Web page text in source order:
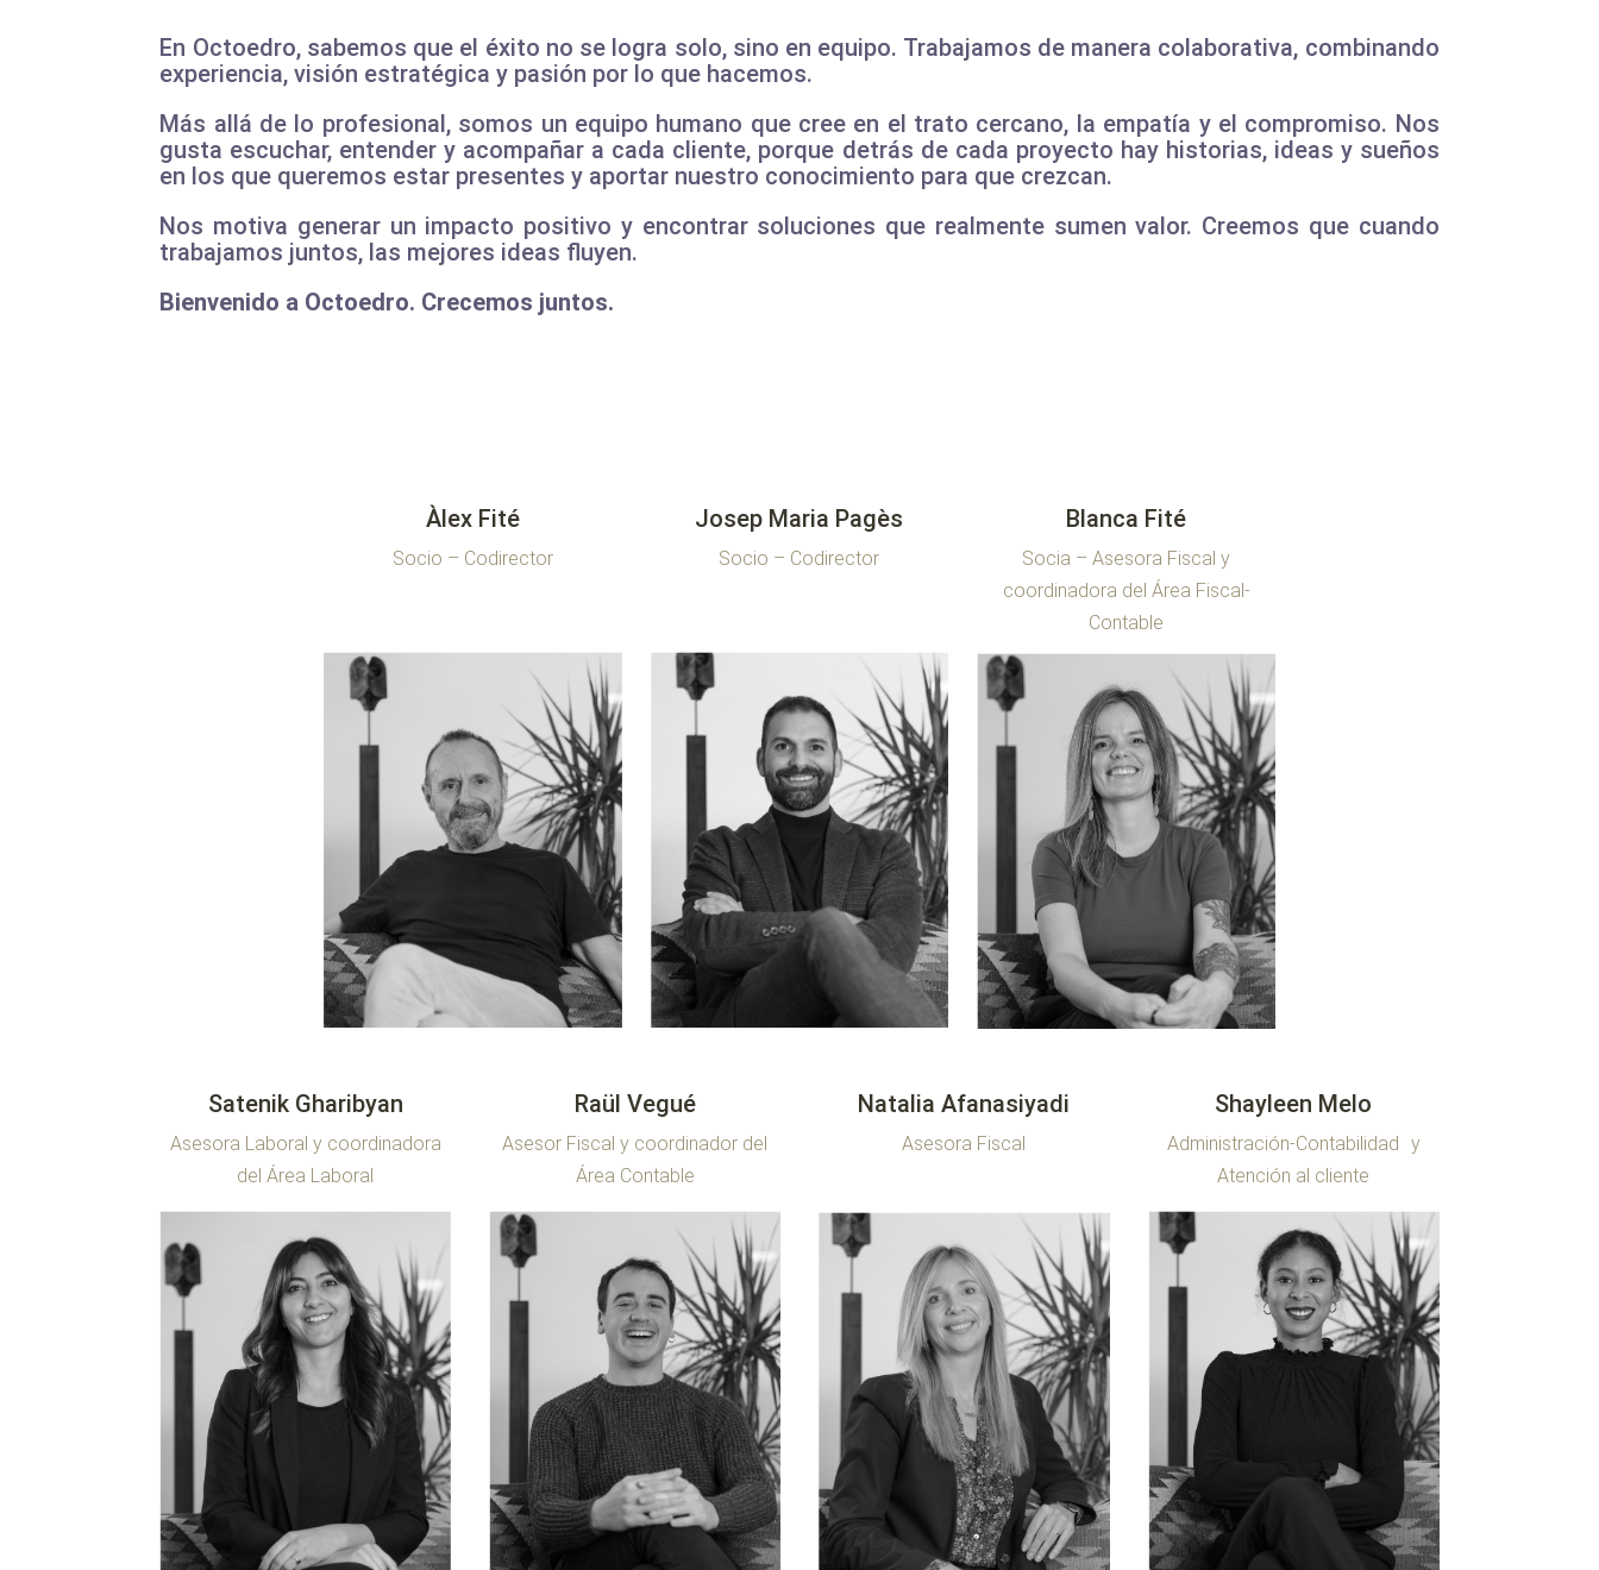
En Octoedro, sabemos que el éxito no se logra solo, sino en equipo. Trabajamos de manera colaborativa, combinando
experiencia, visión estratégica y pasión por lo que hacemos.
Más allá de lo profesional, somos un equipo humano que cree en el trato cercano, la empatía y el compromiso. Nos
gusta escuchar, entender y acompañar a cada cliente, porque detrás de cada proyecto hay historias, ideas y sueños
en los que queremos estar presentes y aportar nuestro conocimiento para que crezcan.
Nos motiva generar un impacto positivo y encontrar soluciones que realmente sumen valor. Creemos que cuando
trabajamos juntos, las mejores ideas fluyen.
Bienvenido a Octoedro. Crecemos juntos.
Àlex Fité
Socio – Codirector
Josep Maria Pagès
Socio – Codirector
Blanca Fité
Socia – Asesora Fiscal y
coordinadora del Área Fiscal-
Contable
Satenik Gharibyan
Asesora Laboral y coordinadora
del Área Laboral
Raül Vegué
Asesor Fiscal y coordinador del
Área Contable
Natalia Afanasiyadi
Asesora Fiscal
Shayleen Melo
Administración-Contabilidad y
Atención al cliente